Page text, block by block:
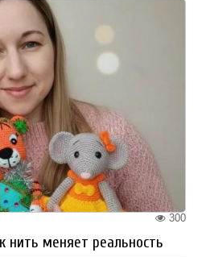
300
нить меняет реальность